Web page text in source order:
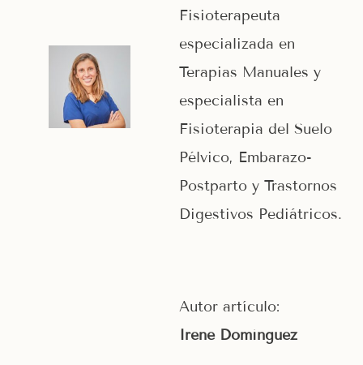
Fisioterapeuta
especializada en
Terapias Manuales y
especialista en
Fisioterapia del Suelo
Pélvico, Embarazo-
Postparto y Trastornos
Digestivos Pediátricos.
Autor artículo:
Irene Domínguez